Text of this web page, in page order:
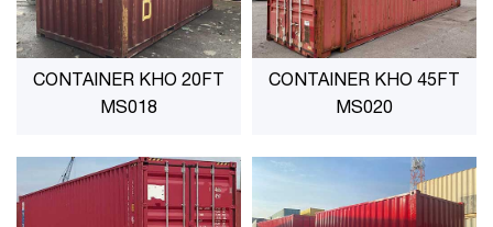
CONTAINER KHO 20FT
MS018
CONTAINER KHO 45FT
MS020